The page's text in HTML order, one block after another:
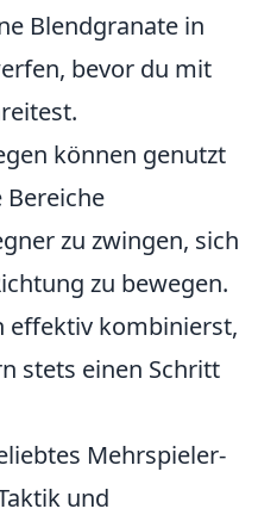
Blendgranate in
bevor du mit
können genutzt
zu zwingen, sich
zu bewegen.
effektiv kombinierst,
stets einen Schritt
Mehrspieler-
und